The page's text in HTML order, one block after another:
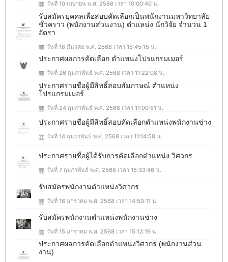
วันที่ 10 เมษายน พ.ศ. 2568 เวลา 10:00:40 น.
รับสมัครบุคคลเพื่อสอบคัดเลือกเป็นพนักงานมหาวิทยาลัย
ชั่วคราว (พนักงานส่วนงาน) ตำแหน่ง นักวิจัย จำนวน 1
อัตรา
วันที่ 18 มีนาคม พ.ศ. 2568 เวลา 15:45:15 น.
ประกาศผลการคัดเลือก ตำแหน่งโปรแกรมเมอร์
วันที่ 26 กุมภาพันธ์ พ.ศ. 2568 เวลา 11:22:08 น.
ประกาศรายชื่อผู้มีสิทธิ์สอบสัมภาษณ์ ตำแหน่ง
โปรแกรมเมอร์
วันที่ 24 กุมภาพันธ์ พ.ศ. 2568 เวลา 11:00:51 น.
ประกาศรายชื่อผู้มีสิทธิ์สอบคัดเลือกตำแหน่งพนักงานช่าง
วันที่ 14 กุมภาพันธ์ พ.ศ. 2568 เวลา 11:14:58 น.
ประกาศรายชื่อผู้ได้รับการคัดเลือกตำแหน่ง วิศวกร
วันที่ 7 กุมภาพันธ์ พ.ศ. 2568 เวลา 15:33:46 น.
รับสมัครพนักงานตำแหน่งวิศวกร
วันที่ 16 มกราคม พ.ศ. 2568 เวลา 14:50:11 น.
รับสมัครพนักงานตำแหน่งพนักงานช่าง
วันที่ 15 มกราคม พ.ศ. 2568 เวลา 15:12:19 น.
ประกาศผลการคัดเลือกตำแหน่งวิศวกร (พนักงานส่วน
งาน)